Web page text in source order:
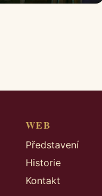
WEB
Představení
Historie
Kontakt